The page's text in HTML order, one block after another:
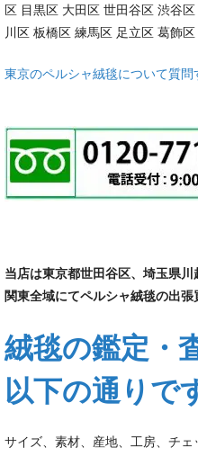
区 目黒区 大田区 世田谷区 渋谷
川区 板橋区 練馬区 足立区 葛飾
東京のペルシャ絨毯について質問
当店は東京都世田谷区、埼玉県
関東全域にてペルシャ絨毯の出張
絨毯の鑑定・
以下の通りで
サイズ、素材、産地、工房、チェ